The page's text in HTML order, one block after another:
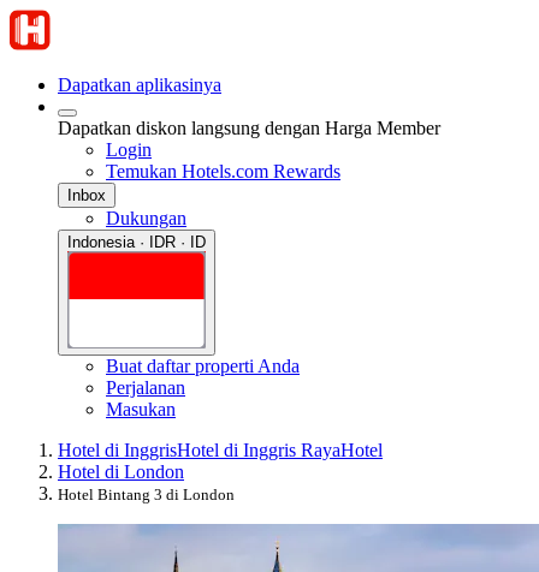
Dapatkan aplikasinya
Dapatkan diskon langsung dengan Harga Member
Login
Temukan Hotels.com Rewards
Inbox
Dukungan
Indonesia · IDR · ID
Buat daftar properti Anda
Perjalanan
Masukan
Hotel di InggrisHotel di Inggris RayaHotel
Hotel di London
Hotel Bintang 3 di London